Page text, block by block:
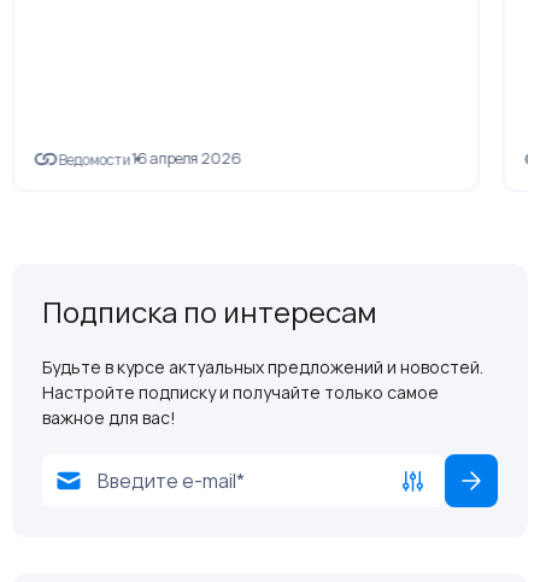
Ведомости16 апреля 2026
Подписка по интересам
Будьте в курсе актуальных предложений и новостей.
Настройте подписку и получайте только самое
важное для вас!